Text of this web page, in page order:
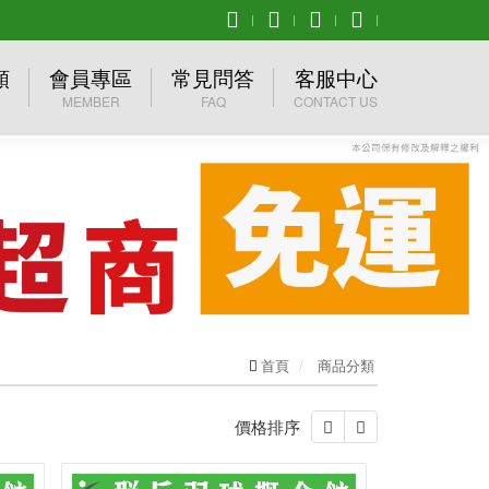
津濃
慕樂
會員專區
MEMBER
忘記密碼
常見問答
FAQ
購物須知
退換貨問題
促銷組合下單流程
客服中心
CONTACT US
產品詢問
聯絡我們
異業結盟
首頁 商品分類
價格排序